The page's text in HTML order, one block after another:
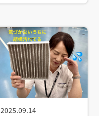
2025.09.14